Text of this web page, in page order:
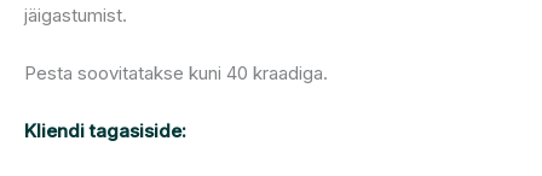
jäigastumist.
Pesta soovitatakse kuni 40 kraadiga.
Kliendi tagasiside: